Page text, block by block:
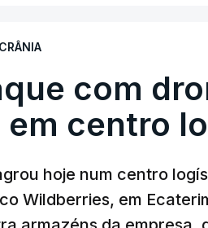
com
em centro
hoje num centro
Wildberries, em